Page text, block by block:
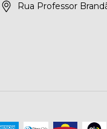
Rua Professor